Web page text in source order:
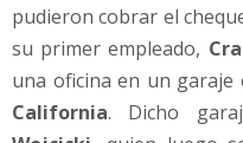
pudieron cobrar el
su primer empleado,
una oficina en un garaje
California. Dicho